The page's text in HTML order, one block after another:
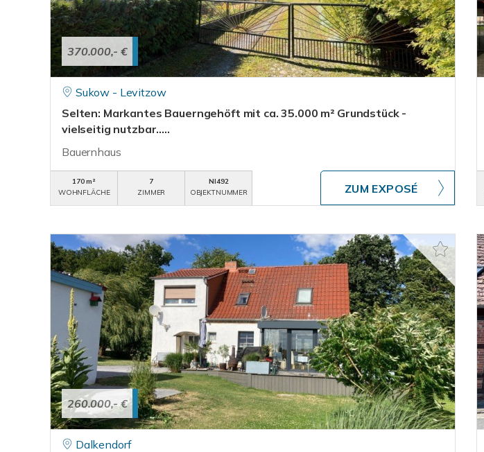
370.000,- €
Sukow - Levitzow
Selten: Markantes Bauerngehöft mit ca. 35.000 m² Grundstück -
vielseitig nutzbar.....
Bauernhaus
170 m²
WOHNFLÄCHE
7
ZIMMER
NI492
OBJEKTNUMMER
ZUM EXPOSÉ
260.000,- €
Dalkendorf